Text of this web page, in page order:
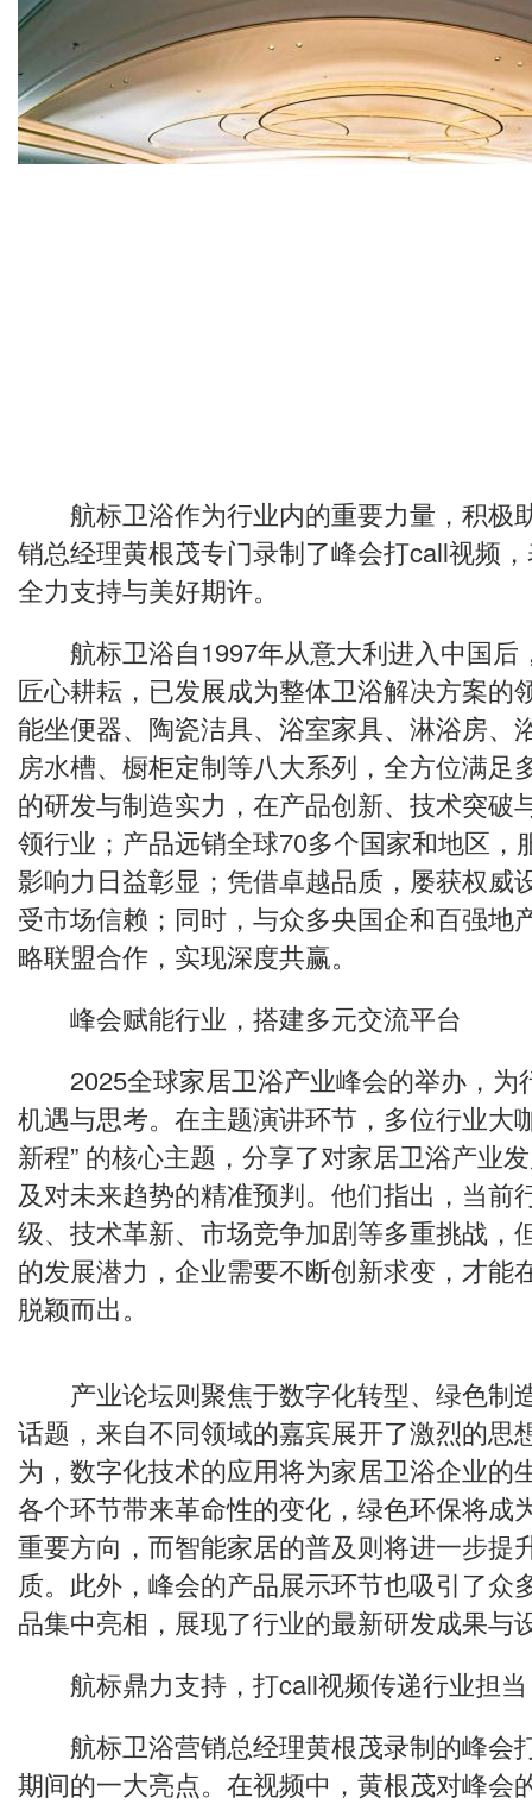
航标卫浴作为行业内的重要力量，积极
销总经理黄根茂专门录制了峰会打call视频
全力支持与美好期许。
航标卫浴自1997年从意大利进入中国后
匠心耕耘，已发展成为整体卫浴解决方案的
能坐便器、陶瓷洁具、浴室家具、淋浴房、
房水槽、橱柜定制等八大系列，全方位满足
的研发与制造实力，在产品创新、技术突破
领行业；产品远销全球70多个国家和地区，
影响力日益彰显；凭借卓越品质，屡获权威
受市场信赖；同时，与众多央国企和百强地
略联盟合作，实现深度共赢。
峰会赋能行业，搭建多元交流平台
2025全球家居卫浴产业峰会的举办，为
机遇与思考。在主题演讲环节，多位行业大
新程” 的核心主题，分享了对家居卫浴产业
及对未来趋势的精准预判。他们指出，当前
级、技术革新、市场竞争加剧等多重挑战，
的发展潜力，企业需要不断创新求变，才能
脱颖而出。
产业论坛则聚焦于数字化转型、绿色制
话题，来自不同领域的嘉宾展开了激烈的思
为，数字化技术的应用将为家居卫浴企业的
各个环节带来革命性的变化，绿色环保将成
重要方向，而智能家居的普及则将进一步提
质。此外，峰会的产品展示环节也吸引了众
品集中亮相，展现了行业的最新研发成果与
航标鼎力支持，打call视频传递行业担当
航标卫浴营销总经理黄根茂录制的峰会
期间的一大亮点。在视频中，黄根茂对峰会